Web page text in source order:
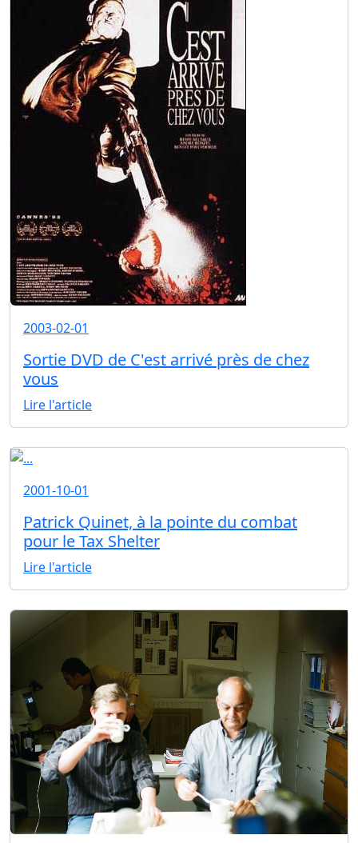
2003-02-01
Sortie DVD de C'est arrivé près de chez
vous
Lire l'article
2001-10-01
Patrick Quinet, à la pointe du combat
pour le Tax Shelter
Lire l'article